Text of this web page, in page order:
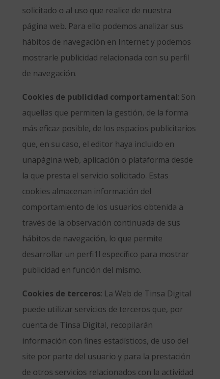
solicitado o al uso que realice de nuestra
página web. Para ello podemos analizar sus
hábitos de navegación en Internet y podemos
mostrarle publicidad relacionada con su perfil
de navegación.
Cookies de publicidad comportamental: Son
aquellas que permiten la gestión, de la forma
más eficaz posible, de los espacios publicitarios
que, en su caso, el editor haya incluido en
unapágina web, aplicación o plataforma desde
la que presta el servicio solicitado. Estas
cookies almacenan información del
comportamiento de los usuarios obtenida a
través de la observación continuada de sus
hábitos de navegación, lo que permite
desarrollar un perfi1l específico para mostrar
publicidad en función del mismo.
Cookies de terceros: La Web de Tinsa Digital
puede utilizar servicios de terceros que, por
cuenta de Tinsa Digital, recopilarán
información con fines estadísticos, de uso del
site por parte del usuario y para la prestación
de otros servicios relacionados con la actividad